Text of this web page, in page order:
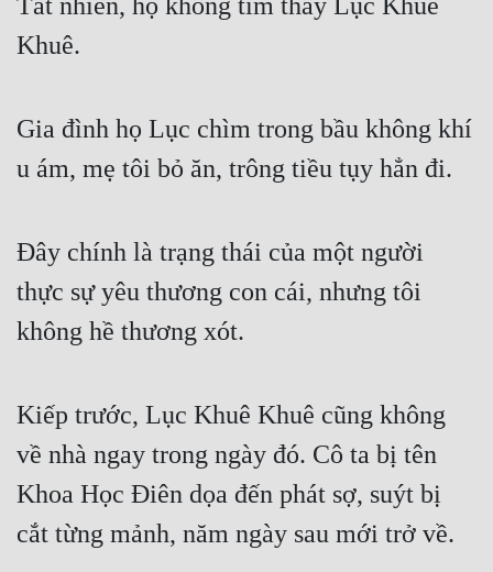
Hậu Cung
Truyện Convert
Truyện Nhập Môn
Truyện ngắn
Cổ Đại
Du Hí
Dã Sử
Tất nhiên, họ không tìm thấy Lục Khuê
Khuê.
Gia đình họ Lục chìm trong bầu không khí
u ám, mẹ tôi bỏ ăn, trông tiều tụy hẳn đi.
Đây chính là trạng thái của một người
thực sự yêu thương con cái, nhưng tôi
không hề thương xót.
Kiếp trước, Lục Khuê Khuê cũng không
về nhà ngay trong ngày đó. Cô ta bị tên
Khoa Học Điên dọa đến phát sợ, suýt bị
cắt từng mảnh, năm ngày sau mới trở về.